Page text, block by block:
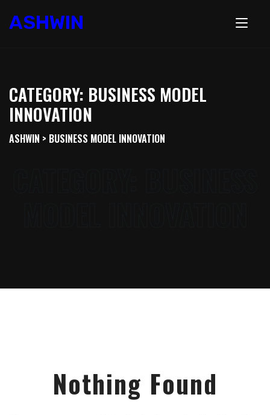
ASHWIN
CATEGORY: BUSINESS MODEL
INNOVATION
ASHWIN > BUSINESS MODEL INNOVATION
Nothing Found